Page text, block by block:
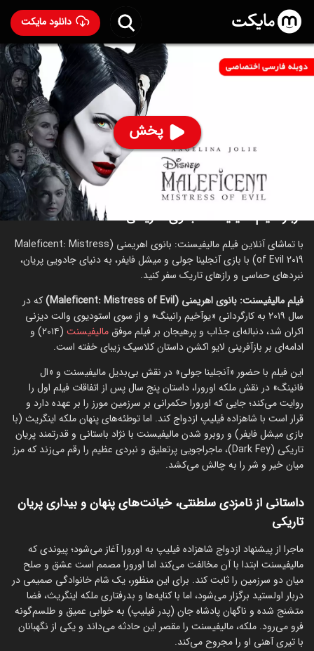
دانلود مایکت
پخش
فیلم مالیفیسنت: بانوی اهریمنی با دوبله فارسی
Maleficent: Mistress of Evil 2019
۶.۶
ساخت بریتانیا سال 2019
رده سنی ۳+
ماجراجویی
درام خانوادگی عاشقانه
درباره فیلم مالیفیسنت: بانوی اهریمنی
با تماشای آنلاین فیلم مالیفیسنت: بانوی اهریمنی (Maleficent: Mistress
of Evil 2019) با بازی آنجلینا جولی و میشل فایفر، به دنیای جادویی پریان،
نبردهای حماسی و رازهای تاریک سفر کنید.
فیلم مالیفیسنت: بانوی اهریمنی (Maleficent: Mistress of Evil)
که در
سال ۲۰۱۹ به کارگردانی «یوآخیم رانینگ» و از سوی استودیوی والت دیزنی
اکران شد، دنباله‌ای جذاب و پرهیجان بر فیلم موفق مالیفیسنت
(۲۰۱۴) و
ادامه‌ای بر بازآفرینی لایو اکشن داستان کلاسیک زیبای خفته است.
این فیلم با حضور «آنجلینا جولی» در نقش بی‌بدیل مالیفیسنت و «ال
فانینگ» در نقش ملکه اورورا، داستان پنج سال پس از اتفاقات فیلم اول را
روایت می‌کند؛ جایی که اورورا حکمرانی بر سرزمین مورز را بر عهده دارد و
قرار است با شاهزاده فیلیپ ازدواج کند. اما توطئه‌های پنهان ملکه اینگریث (با
بازی میشل فایفر) و روبرو شدن مالیفیسنت با نژاد باستانی و قدرتمند پریان
تاریکی (Dark Fey)، ماجراجویی پرتعلیق و نبردی عظیم را رقم می‌زند که مرز
میان خیر و شر را به چالش می‌کشد.
داستانی از نامزدی سلطنتی، خیانت‌های پنهان و بیداری پریان
تاریکی
ماجرا از پیشنهاد ازدواج شاهزاده فیلیپ به اورورا آغاز می‌شود؛ پیوندی که
مالیفیسنت ابتدا با آن مخالفت می‌کند اما اورورا مصمم است عشق و صلح
میان دو سرزمین را ثابت کند. برای این منظور، یک شام خانوادگی صمیمی در
دربار اولستید برگزار می‌شود، اما با کنایه‌ها و بدرفتاری ملکه اینگریث، فضا
متشنج شده و ناگهان پادشاه جان (پدر فیلیپ) به خوابی عمیق و طلسم‌گونه
فرو می‌رود. ملکه، مالیفیسنت را مقصر این حادثه می‌داند و یکی از نگهبانان
با تیری آهنی او را مجروح می‌کند.